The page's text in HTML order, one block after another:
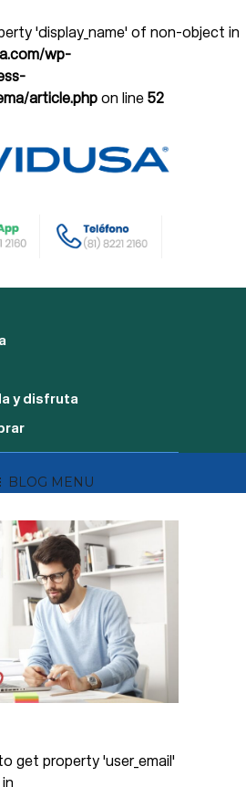
'display_name' of non-object in
wp-
article.php on line 52
y disfruta
BLOG MENU
get property 'user_email'